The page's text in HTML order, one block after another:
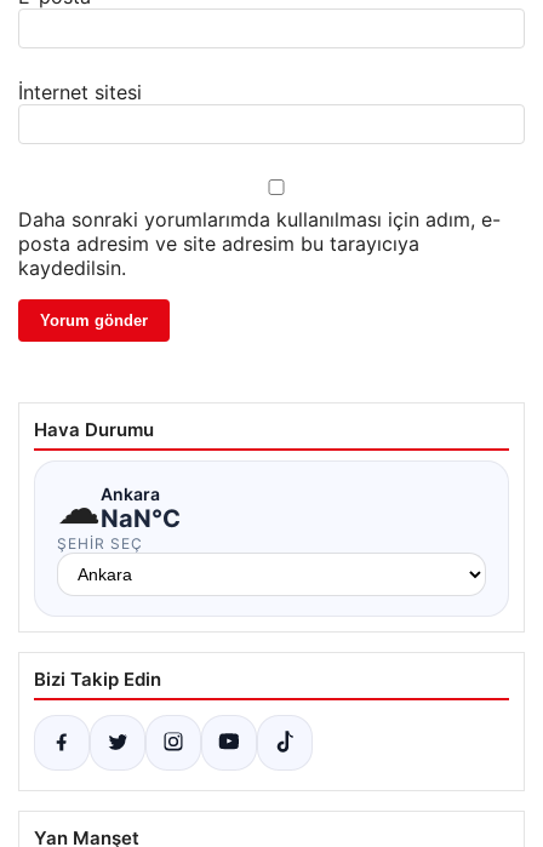
İnternet sitesi
Daha sonraki yorumlarımda kullanılması için adım, e-
posta adresim ve site adresim bu tarayıcıya
kaydedilsin.
Hava Durumu
☁Ankara
NaN°C
ŞEHIR SEÇ
Bizi Takip Edin
Yan Manşet